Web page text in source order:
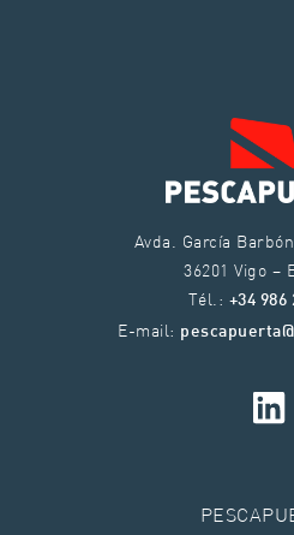
Avda. García
36201 Vigo –
Tél.: +34 986
E-mail: